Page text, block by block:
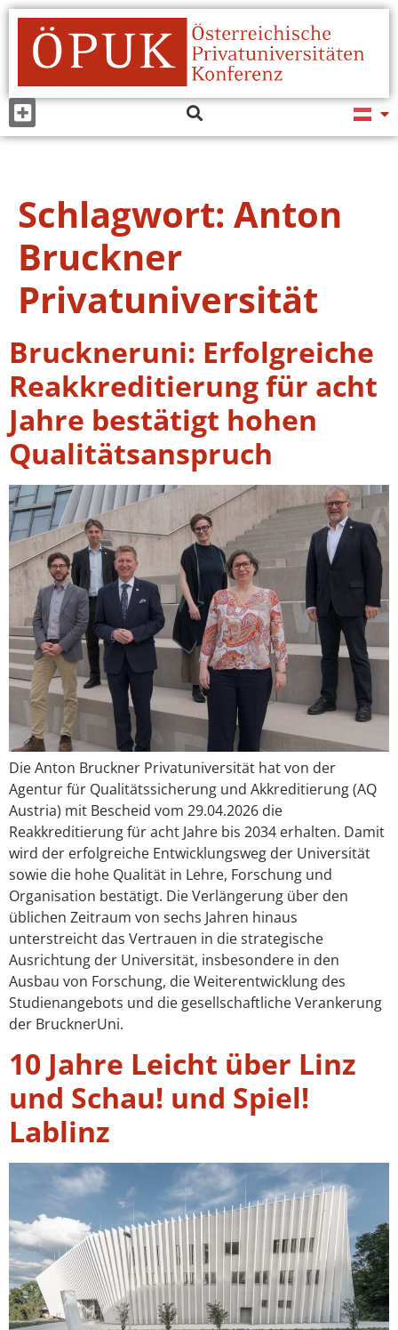
Schlagwort: Anton
Bruckner
Privatuniversität
Bruckneruni: Erfolgreiche
Reakkreditierung für acht
Jahre bestätigt hohen
Qualitätsanspruch
Die Anton Bruckner Privatuniversität hat von der
Agentur für Qualitätssicherung und Akkreditierung (AQ
Austria) mit Bescheid vom 29.04.2026 die
Reakkreditierung für acht Jahre bis 2034 erhalten. Damit
wird der erfolgreiche Entwicklungsweg der Universität
sowie die hohe Qualität in Lehre, Forschung und
Organisation bestätigt. Die Verlängerung über den
üblichen Zeitraum von sechs Jahren hinaus
unterstreicht das Vertrauen in die strategische
Ausrichtung der Universität, insbesondere in den
Ausbau von Forschung, die Weiterentwicklung des
Studienangebots und die gesellschaftliche Verankerung
der BrucknerUni.
10 Jahre Leicht über Linz
und Schau! und Spiel!
Lablinz